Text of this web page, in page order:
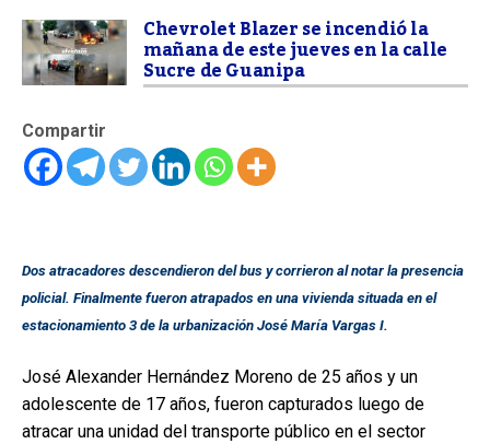
Chevrolet Blazer se incendió la
mañana de este jueves en la calle
Sucre de Guanipa
Compartir
Dos atracadores descendieron del bus y corrieron al notar la presencia
policial. Finalmente fueron atrapados en una vivienda situada en el
estacionamiento 3 de la urbanización José María Vargas I.
José Alexander Hernández Moreno de 25 años y un
adolescente de 17 años, fueron capturados luego de
atracar una unidad del transporte público en el sector